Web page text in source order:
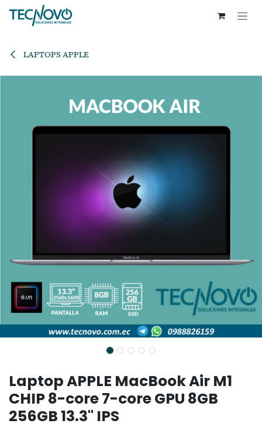
Ir al contenido
LAPTOPS APPLE
Laptop APPLE MacBook Air M1
CHIP 8-core 7-core GPU 8GB
256GB 13.3" IPS